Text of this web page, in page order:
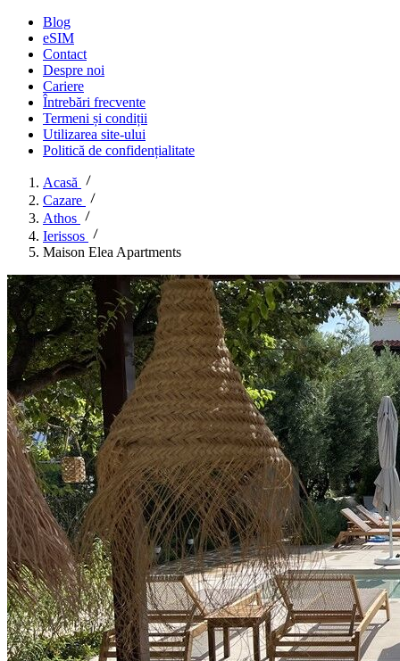
Blog
eSIM
Contact
Despre noi
Cariere
Întrebări frecvente
Termeni și condiții
Utilizarea site-ului
Politică de confidențialitate
Acasă
Cazare
Athos
Ierissos
Maison Elea Apartments